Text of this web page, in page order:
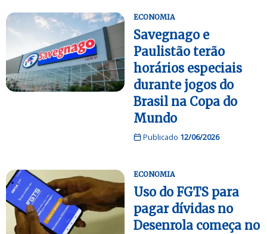
ECONOMIA
Savegnago e
Paulistão terão
horários especiais
durante jogos do
Brasil na Copa do
Mundo
Publicado 12/06/2026
ECONOMIA
Uso do FGTS para
pagar dívidas no
Desenrola começa no